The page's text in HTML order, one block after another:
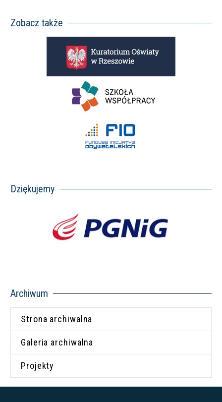
Zobacz także
Dziękujemy
Archiwum
Strona archiwalna
Galeria archiwalna
Projekty